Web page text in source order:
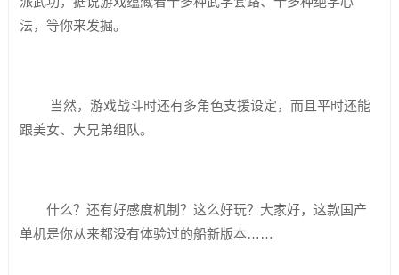
法，等你来发掘。
当然，游戏战斗时还有多角色支援设定，而且平时还能
跟美女、大兄弟组队。
什么？还有好感度机制？这么好玩？大家好，这款国产
单机是你从来都没有体验过的船新版本……